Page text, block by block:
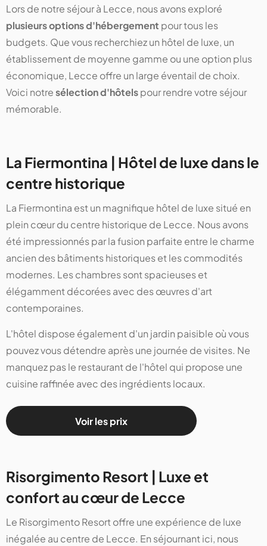
Lors de notre séjour à Lecce, nous avons exploré
plusieurs options d'hébergement pour tous les
budgets. Que vous recherchiez un hôtel de luxe, un
établissement de moyenne gamme ou une option plus
économique, Lecce offre un large éventail de choix.
Voici notresélection d'hôtelspour rendre votre séjour
mémorable.
La Fiermontina | Hôtel de luxe dans le
centre historique
La Fiermontina est un magnifique hôtel de luxe situé en
plein cœur du centre historique de Lecce. Nous avons
été impressionnés par la fusion parfaite entre le charme
ancien des bâtiments historiques et les commodités
modernes. Les chambres sont spacieuses et
élégamment décorées avec des œuvres d'art
contemporaines.
L'hôtel dispose également d'un jardin paisible où vous
pouvez vous détendre après une journée de visites. Ne
manquez pas le restaurant de l'hôtel qui propose une
cuisine raffinée avec des ingrédients locaux.
Voir les prix
Risorgimento Resort | Luxe et
confort au cœur de Lecce
Le Risorgimento Resort offre une expérience de luxe
inégalée au centre de Lecce. En séjournant ici, nous